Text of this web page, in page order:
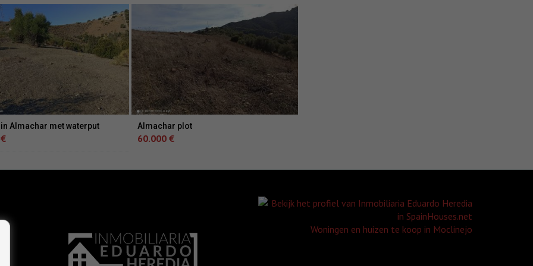
Almachar met waterput Almachar plot
60.000 €
Woningen en huizen te koop in Moclinejo